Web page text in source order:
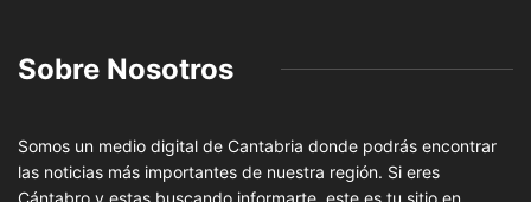
Sobre Nosotros
Somos un medio digital de Cantabria donde podrás encontrar
las noticias más importantes de nuestra región. Si eres
Cántabro y estas buscando informarte, este es tu sitio en